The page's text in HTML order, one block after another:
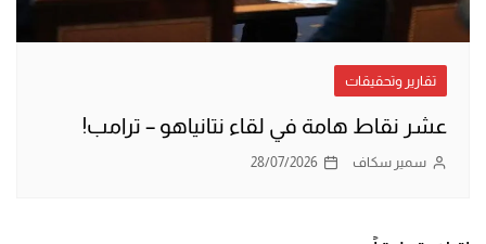
تقارير وتحقيقات
عشر نقاط هامة في لقاء نتانياهو – ترامب!
سمير سكاف 28/07/2026